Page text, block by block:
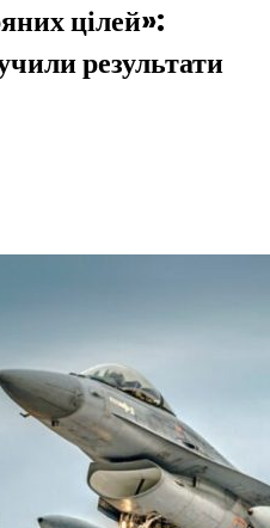
цілей»:
результати